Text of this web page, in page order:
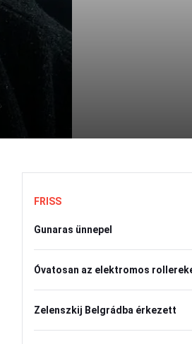
FRISS
Gunaras ünnepel
Óvatosan az elektromos
Zelenszkij Belgrádba érkezett